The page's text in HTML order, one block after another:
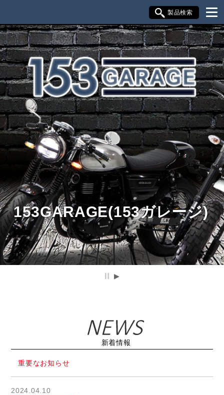
製品検索
ブランド内検索
車種検索
アイテム検索 品番検索
HONDA YAMAHA SUZUKI
KAWASAKI
閉じる
153GARAGE(153ガレージ)
新着情報
重要なお知らせ
2024.04.10